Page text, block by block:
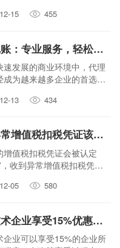
报税等事宜，会选择将税
那么，税控盘托管安全吗？
来带您对此进行具体了解！
15 455
代理记账：专业服务，轻松掌握财务状况
速发展的商业环境中，代理
成为越来越多企业的首选财
务服务，帮助企业更好地
入探讨代理记账的优势、服
注意事项以及如何选择代理
方面，为企业提供全面的
导。
13 434
收到异常增值税扣税凭证该如何处理？
增值税扣税凭证会被认定
，收到异常增值税扣税凭证
来了解下吧！
05 580
高新技术企业享受15%优惠税率，这些事项需知晓→
企业可以享受15%的企业所